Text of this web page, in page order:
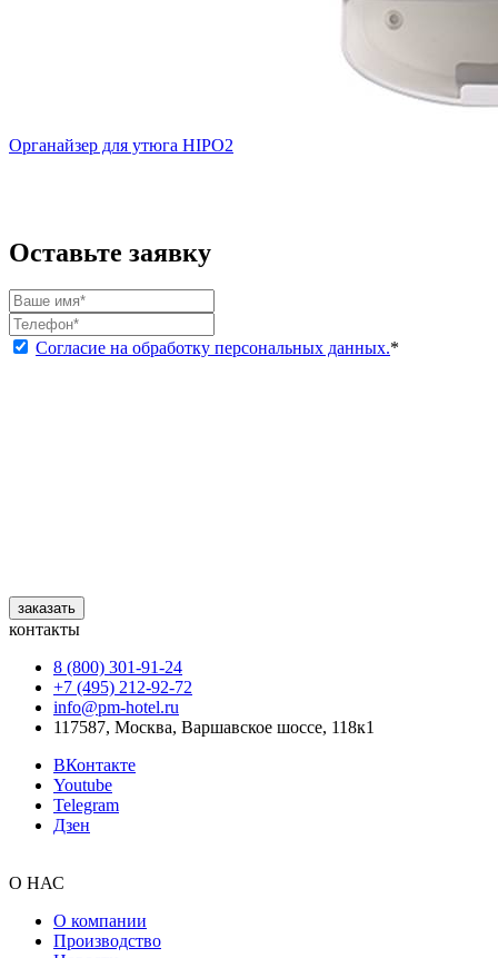
Органайзер для утюга HIPO2
Оставьте заявку
Согласие на обработку персональных данных.*
заказать
контакты
8 (800) 301‑91‑24
+7 (495) 212‑92‑72
info@pm-hotel.ru
117587, Москва, Варшавское шоссе, 118к1
ВКонтакте
Youtube
Telegram
Дзен
О НАС
О компании
Производство